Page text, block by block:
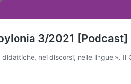
3/2021 [Podcast]
nei discorsi, nelle lingue ». Il